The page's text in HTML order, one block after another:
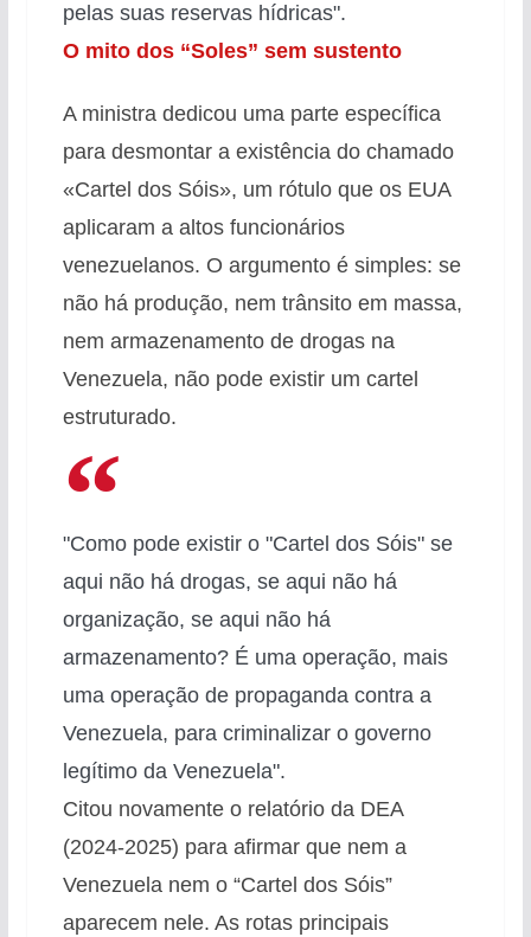
pelas suas reservas hídricas".
O mito dos “Soles” sem sustento
A ministra dedicou uma parte específica
para desmontar a existência do chamado
«Cartel dos Sóis», um rótulo que os EUA
aplicaram a altos funcionários
venezuelanos. O argumento é simples: se
não há produção, nem trânsito em massa,
nem armazenamento de drogas na
Venezuela, não pode existir um cartel
estruturado.
"Como pode existir o "Cartel dos Sóis" se
aqui não há drogas, se aqui não há
organização, se aqui não há
armazenamento? É uma operação, mais
uma operação de propaganda contra a
Venezuela, para criminalizar o governo
legítimo da Venezuela".
Citou novamente o relatório da DEA
(2024-2025) para afirmar que nem a
Venezuela nem o “Cartel dos Sóis”
aparecem nele. As rotas principais